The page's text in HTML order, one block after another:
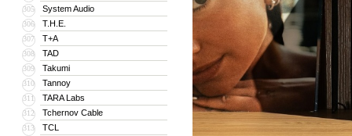
305 System Audio
306 T.H.E.
307 T+A
308 TAD
309 Takumi
310 Tannoy
311 TARA Labs
312 Tchernov Cable
313 TCL